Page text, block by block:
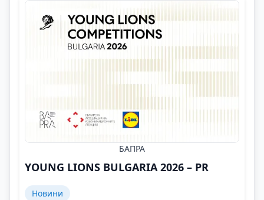
БАПРА
YOUNG LIONS BULGARIA 2026 – PR
Новини